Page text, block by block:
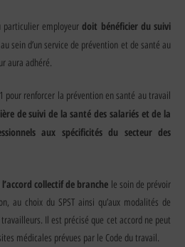
particulier employeurdoit bénéficier du suivi
sein d’un service de prévention et de santé au
aura adhéré.
pour renforcer la prévention en santé au travail
de suivi de la santé des salariés et de la
aux spécificités du secteur des
collectif de branche le soin de prévoir
au choix du SPST ainsi qu’aux modalités de
Il est précisé que cet accord ne peut
médicales prévues par le Code du travail.